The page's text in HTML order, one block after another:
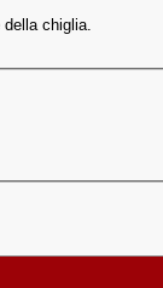
chiglia.